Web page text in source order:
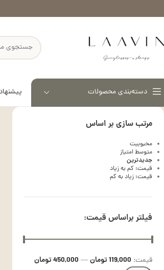
دسته‌بندی محصولات
مرتب سازی بر اساس
محبوبیت
متوسط امتیاز
جدیدترین
قیمت: کم به زیاد
قیمت: زیاد به کم
فیلتر براساس قیمت:
قیمت: 119,000 تومان — 450,000 تومان